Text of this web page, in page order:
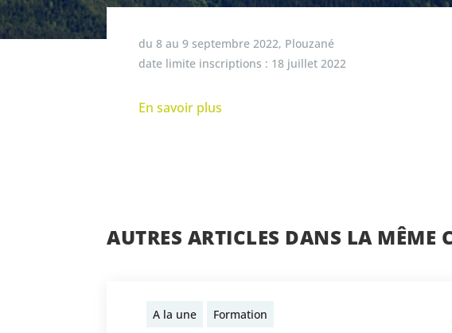
du 8 au 9 septembre 2022, Plouzané
date limite inscriptions : 18 juillet 2022
En savoir plus
AUTRES ARTICLES DANS LA MÊME
A la une Formation